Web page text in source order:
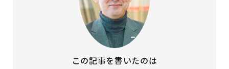
この記事を書いたのは